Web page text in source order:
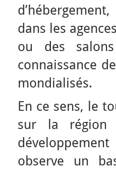
dans les
ou des
connaissance
mondialisés.
En ce sens, le
sur la région
observe un